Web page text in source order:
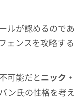
ルが認めるので
ェンスを攻略す
可能だとニック
ン氏の性格を考